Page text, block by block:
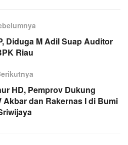
Diduga M Adil Suap Auditor
Riau
HD, Pemprov Dukung
Akbar dan Rakernas I di Bumi